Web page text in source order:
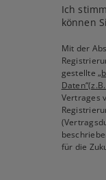
Ich
können
Mit der
gestellte
Vertrages
für die